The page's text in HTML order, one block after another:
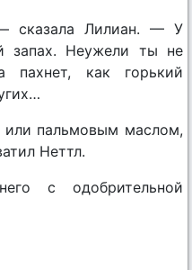
сказала Лилиан. — У
запах. Неужели ты не
пахнет, как горький
пальмовым маслом,
Неттл.
с одобрительной